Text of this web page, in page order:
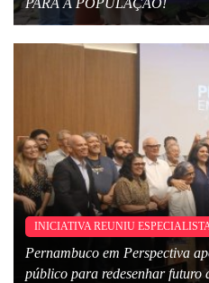
PARA A POPULAÇÃO!
INICIATIVA REUNIU
Pernambuco em Perspectiva
público para redesenhar futuro